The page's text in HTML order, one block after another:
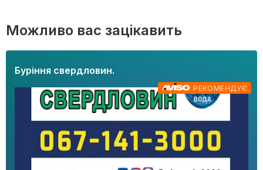
Можливо вас зацікавить
Буріння свердловин.
РЕКОМЕНДУЄ